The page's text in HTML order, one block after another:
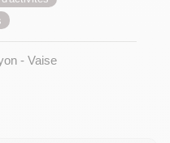
- Vaise